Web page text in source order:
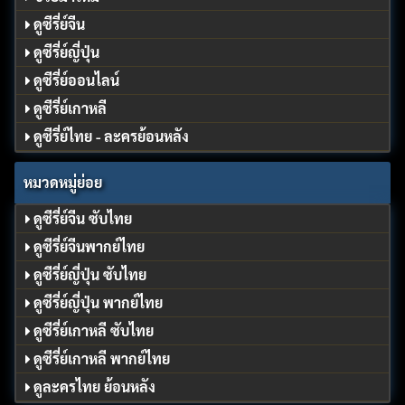
ดูซีรี่ย์จีน
ดูซีรี่ย์ญี่ปุ่น
ดูซีรี่ย์ออนไลน์
ดูซีรี่ย์เกาหลี
ดูซีรี่ย์ไทย - ละครย้อนหลัง
หมวดหมู่ย่อย
ดูซีรี่ย์จีน ซับไทย
ดูซีรี่ย์จีนพากย์ไทย
ดูซีรี่ย์ญี่ปุ่น ซับไทย
ดูซีรี่ย์ญี่ปุ่น พากย์ไทย
ดูซีรี่ย์เกาหลี ซับไทย
ดูซีรี่ย์เกาหลี พากย์ไทย
ดูละครไทย ย้อนหลัง